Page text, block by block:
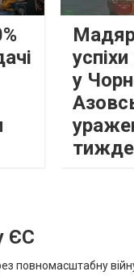
Мадяр
у
ЄС
повномасштабну